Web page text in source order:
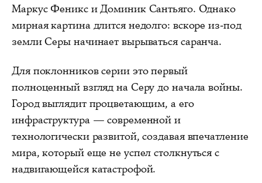
Маркус Феникс и Доминик Сантьяго. Однако
мирная картина длится недолго: вскоре из-под
земли Серы начинает вырываться саранча.
Для поклонников серии это первый
полноценный взгляд на Серу до начала войны.
Город выглядит процветающим, а его
инфраструктура — современной и
технологически развитой, создавая впечатление
мира, который еще не успел столкнуться с
надвигающейся катастрофой.